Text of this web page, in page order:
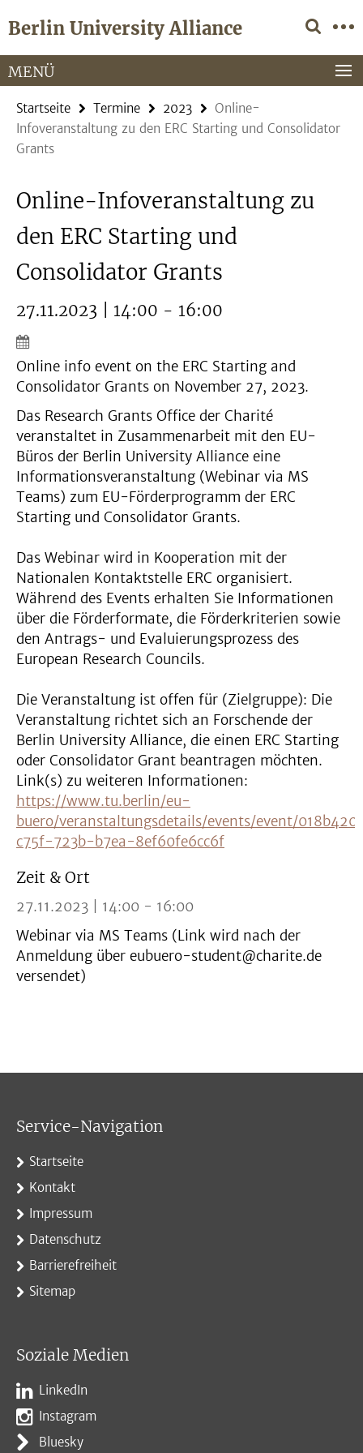
direkt
Inhalt
Berlin University Alliance
Service-
Navigation
MENÜ
Startseite Termine 2023
Online-
Infoveranstaltung zu den ERC Starting und Consolidator
Grants
Online-Infoveranstaltung zu
den ERC Starting und
Consolidator Grants
27.11.2023 | 14:00 - 16:00
Online info event on the ERC Starting and
Consolidator Grants on November 27, 2023.
Das Research Grants Office der Charité
veranstaltet in Zusammenarbeit mit den EU-
Büros der Berlin University Alliance eine
Informationsveranstaltung (Webinar via MS
Teams) zum EU-Förderprogramm der ERC
Starting und Consolidator Grants.
Das Webinar wird in Kooperation mit der
Nationalen Kontaktstelle ERC organisiert.
Während des Events erhalten Sie Informationen
über die Förderformate, die Förderkriterien sowie
den Antrags- und Evaluierungsprozess des
European Research Councils.
Die Veranstaltung ist offen für (Zielgruppe): Die
Veranstaltung richtet sich an Forschende der
Berlin University Alliance, die einen ERC Starting
oder Consolidator Grant beantragen möchten.
Link(s) zu weiteren Informationen:
https://www.tu.berlin/eu-
buero/veranstaltungsdetails/events/event/
c75f-723b-b7ea-8ef60fe6cc6f
Zeit & Ort
27.11.2023 | 14:00 - 16:00
Webinar via MS Teams (Link wird nach der
Anmeldung über eubuero-student@charite.de
versendet)
Service-Navigation
Startseite
Kontakt
Impressum
Datenschutz
Barrierefreiheit
Sitemap
Soziale Medien
LinkedIn
Instagram
Bluesky